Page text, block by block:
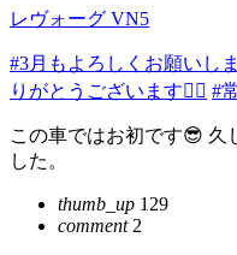
レヴォーグ VN5
#3月もよろしくお願いし
りがとうございます🙇‍♂️ #
この車ではお初です😎 久
した。
thumb_up 129
comment2